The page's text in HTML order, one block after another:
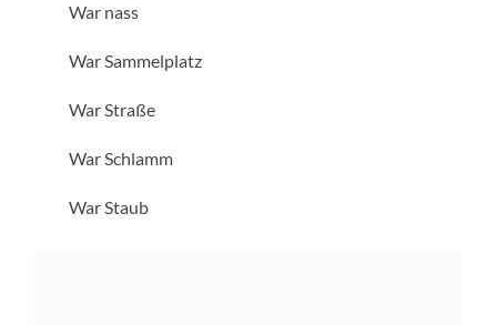
War nass
War Sammelplatz
War Straße
War Schlamm
War Staub